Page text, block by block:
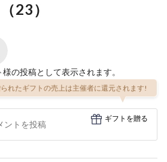
23）
様の投稿として表示されます。
れたギフトの売上は主催者に還元されます!
ギフトを贈る